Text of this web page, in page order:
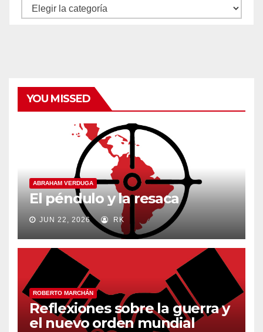
Autores
YOU MISSED
ABRAHAM VERDUGA
El péndulo y la resaca
JUN 22, 2026 RK
ROBERTO MARCHÁN
Reflexiones sobre la guerra y
el nuevo orden mundial